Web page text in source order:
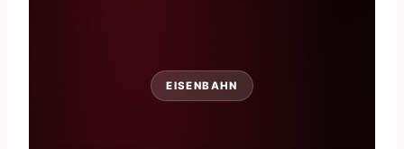
EISENBAHN